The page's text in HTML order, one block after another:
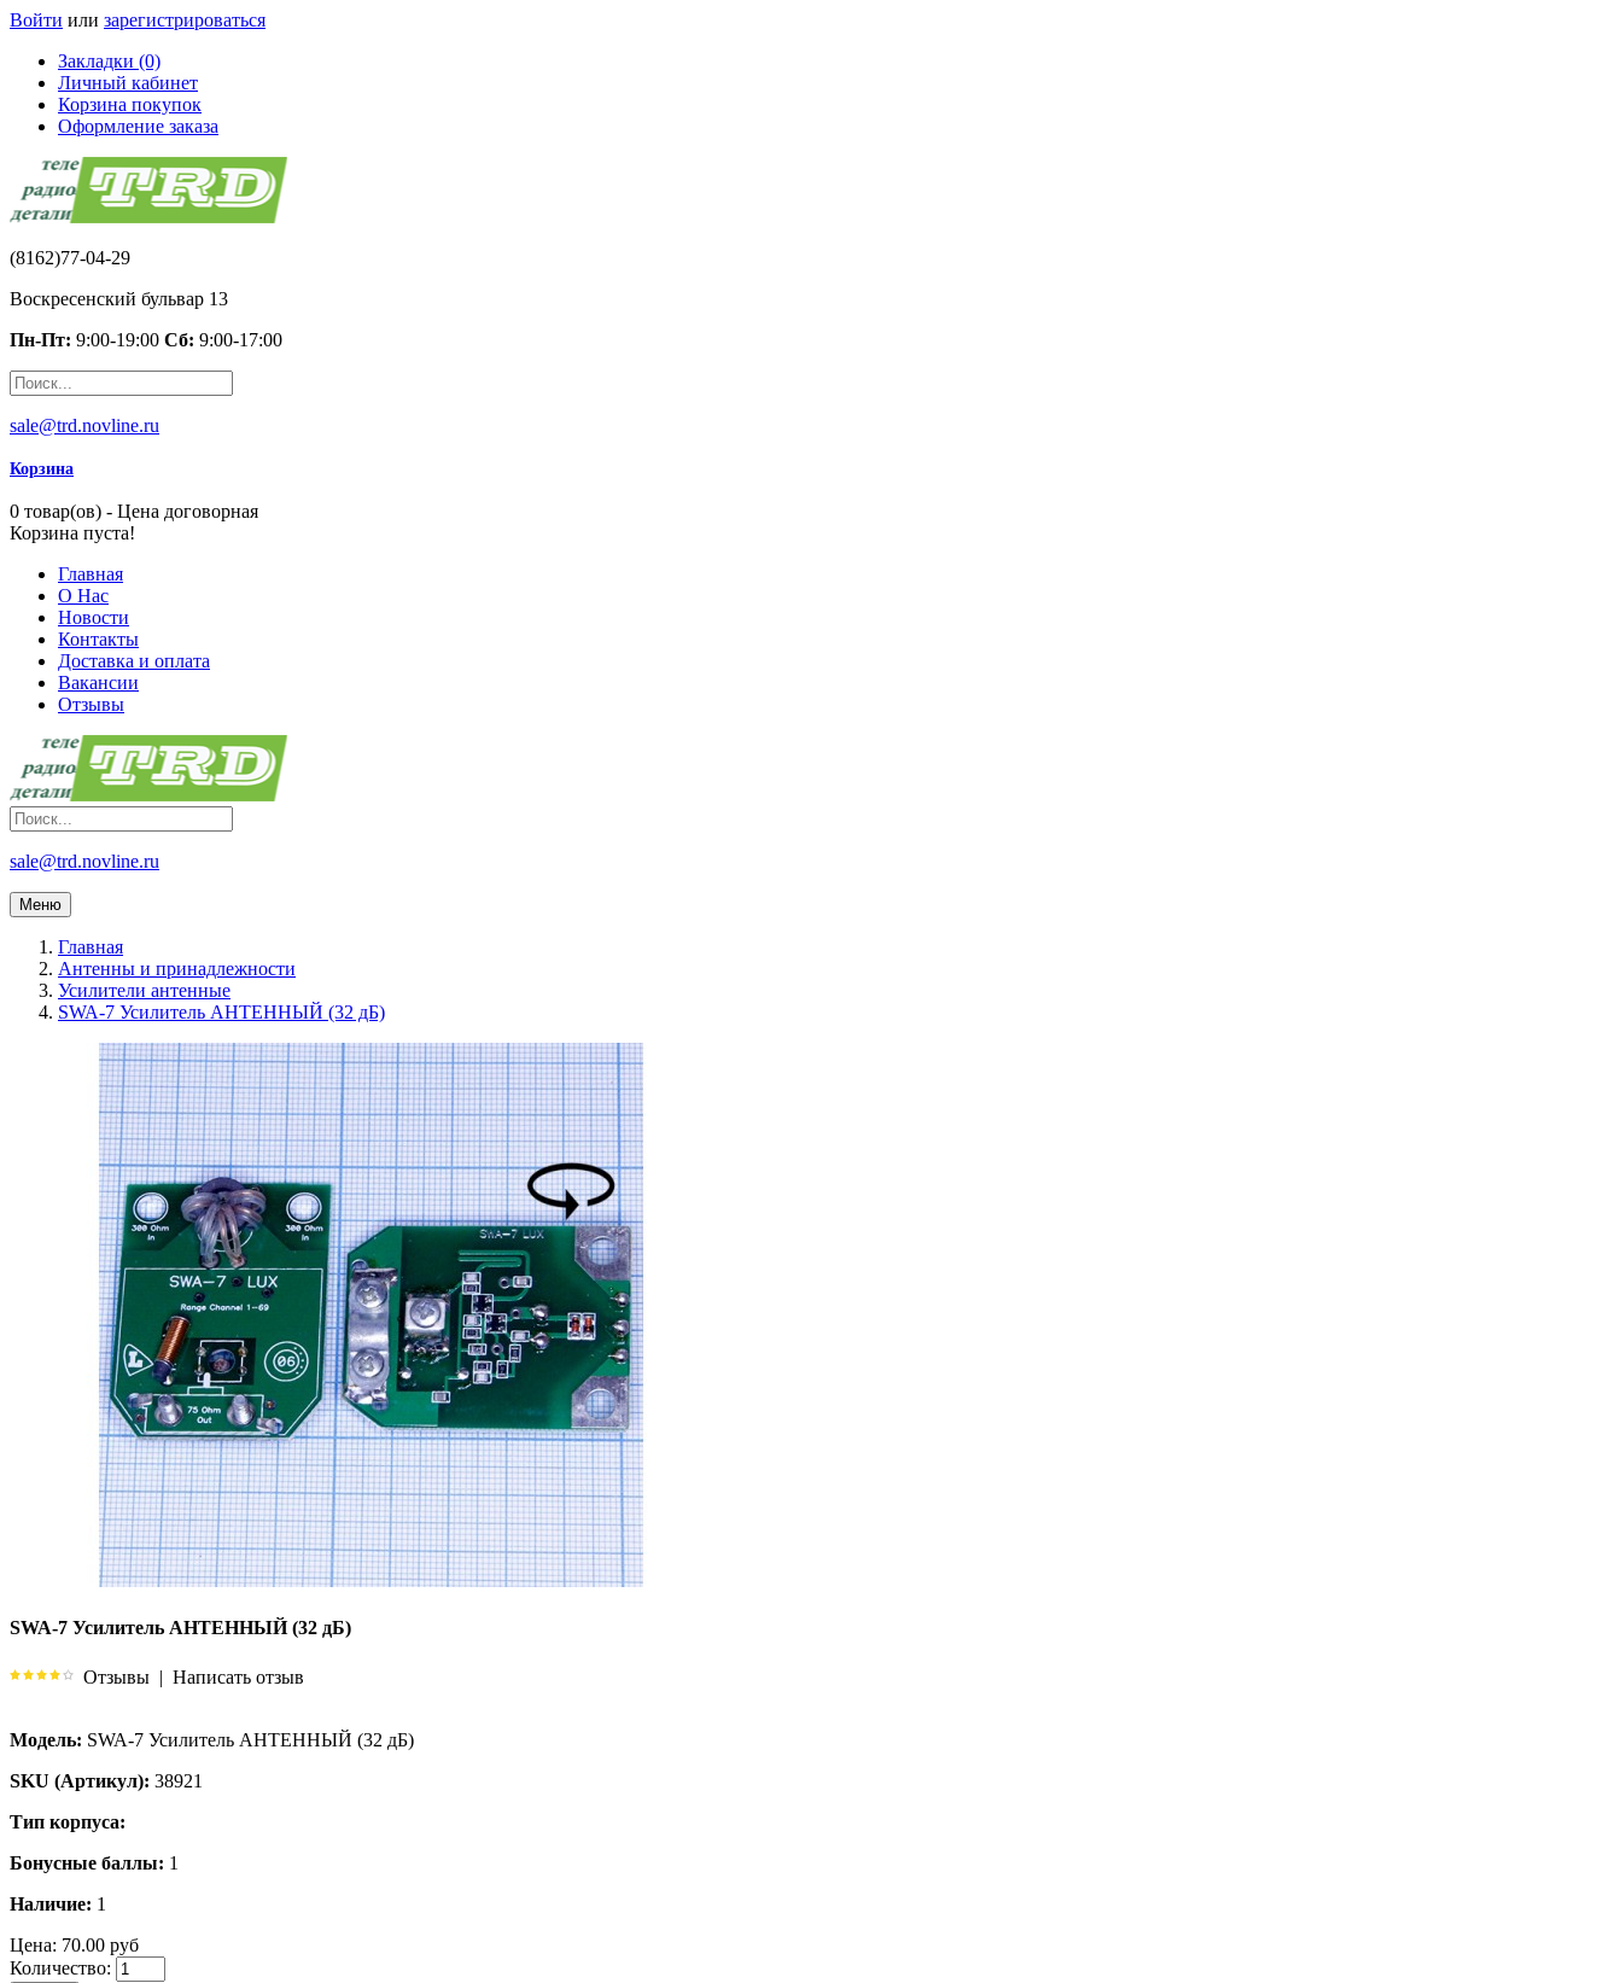
Войти или зарегистрироваться
Закладки (0)
Личный кабинет
Корзина покупок
Оформление заказа
(8162)77-04-29
Воскресенский бульвар 13
Пн-Пт: 9:00-19:00 Сб: 9:00-17:00
sale@trd.novline.ru
Корзина
0 товар(ов) - Цена договорная
Корзина пуста!
Главная
О Нас
Новости
Контакты
Доставка и оплата
Вакансии
Отзывы
sale@trd.novline.ru
Меню
Главная
Антенны и принадлежности
Усилители антенные
SWA-7 Усилитель АНТЕННЫЙ (32 дБ)
SWA-7 Усилитель АНТЕННЫЙ (32 дБ)
Отзывы | Написать отзыв
Модель: SWA-7 Усилитель АНТЕННЫЙ (32 дБ)
SKU (Артикул): 38921
Тип корпуса:
Бонусные баллы: 1
Наличие: 1
Цена: 70.00 руб
Количество: